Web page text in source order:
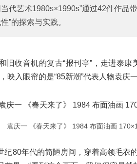
代艺术1980s×1990s”通过42件作品
”的探索与实践。
旧收音机的复古“报刊亭”，走进泰
映入眼帘的是“85新潮”代表人物袁庆
袁庆一 《春天来了》 1984 布面油画
纪80年代的简陋房间，穿着高领毛衣